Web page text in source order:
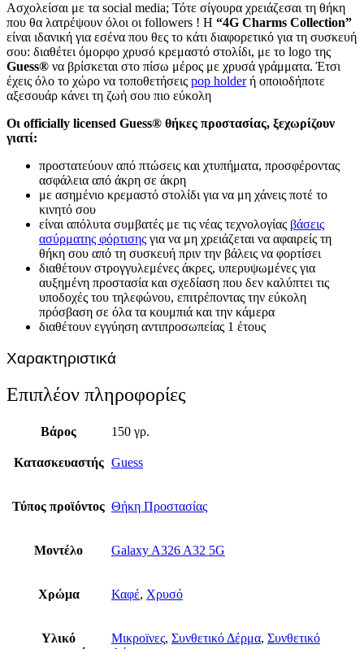
Ασχολείσαι με τα social media; Τότε σίγουρα χρειάζεσαι τη θήκη
που θα λατρέψουν όλοι οι followers ! Η “4G Charms Collection”
είναι ιδανική για εσένα που θες το κάτι διαφορετικό για τη συσκευή
σου: διαθέτει όμορφο χρυσό κρεμαστό στολίδι, με το logo της
Guess® να βρίσκεται στο πίσω μέρος με χρυσά γράμματα. Έτσι
έχεις όλο το χώρο να τοποθετήσεις pop holderή οποιοδήποτε
αξεσουάρ κάνει τη ζωή σου πιο εύκολη
Οι officially licensed Guess® θήκες προστασίας, ξεχωρίζουν
γιατί:
προστατεύουν από πτώσεις και χτυπήματα, προσφέροντας
ασφάλεια από άκρη σε άκρη
με ασημένιο κρεμαστό στολίδι για να μη χάνεις ποτέ το
κινητό σου
είναι απόλυτα συμβατές με τις νέας τεχνολογίας βάσεις
ασύρματης φόρτισης για να μη χρειάζεται να αφαιρείς τη
θήκη σου από τη συσκευή πριν την βάλεις να φορτίσει
διαθέτουν στρογγυλεμένες άκρες, υπερυψωμένες για
αυξημένη προστασία και σχεδίαση που δεν καλύπτει τις
υποδοχές του τηλεφώνου, επιτρέποντας την εύκολη
πρόσβαση σε όλα τα κουμπιά και την κάμερα
διαθέτουν εγγύηση αντιπροσωπείας 1 έτους
Χαρακτηριστικά
Επιπλέον πληροφορίες
Βάρος 150 γρ.
Κατασκευαστής Guess
Τύπος προϊόντος Θήκη Προστασίας
Μοντέλο Galaxy A326 A32 5G
Χρώμα Καφέ, Χρυσό
Υλικό
Μικροϊνες, Συνθετικό Δέρμα, Συνθετικό